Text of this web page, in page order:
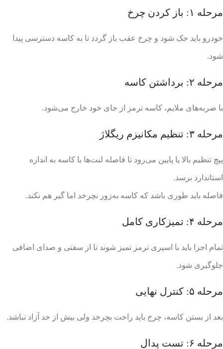
مرحله ۱: باز کردن چرخ
خودرو باید جک شود و چرخ عقب باز گردد تا به کاسه دسترسی پیدا
شود.
مرحله ۲: برداشتن کاسه
با ضربه‌های ملایم، کاسه ترمز از جای خود خارج می‌شود.
مرحله ۳: تنظیم مکانیزم ریگلاژ
پیچ تنظیم بالا یا پایین می‌رود تا فاصله لنت‌ها با کاسه به اندازه
استاندارد برسد.
فاصله باید طوری باشد که کاسه به‌زور نچرخد اما گیر هم نکند.
مرحله ۴: تمیزکاری کامل
تمام اجزا باید با اسپری ترمز تمیز شوند تا از سفتی و صدای اضافی
جلوگیری شود.
مرحله ۵: کنترل نهایی
بعد از بستن کاسه، چرخ باید راحت بچرخد ولی بیش از حد آزاد نباشد.
مرحله ۶: تست پدال